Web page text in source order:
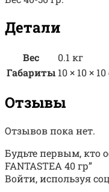
Детали
Вес
0.1 кг
Габариты 10 × 10 ×
Отзывы
Отзывов пока нет.
Будьте первым, кто
FANTASTEA 40 гр”
Войти, используя